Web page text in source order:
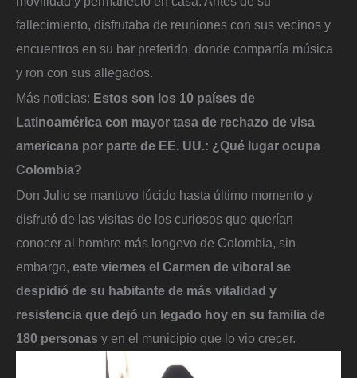
fallecimiento, disfrutaba de reuniones con sus vecinos y
encuentros en su bar preferido, donde compartía música
y ron con sus allegados.
Más noticias: Estos son los 10 países de
Latinoamérica con mayor tasa de rechazo de visa
americana por parte de EE. UU.: ¿Qué lugar ocupa
Colombia?
Don Julio se mantuvo lúcido hasta último momento y
disfrutó de las visitas de los curiosos que querían
conocer al hombre más longevo de Colombia, sin
embargo, este viernes el Carmen de viboral se
despidió de su habitante de más vitalidad y
resistencia que dejó un legado hoy en su familia de
180 personas y en el municipio que lo vio crecer.